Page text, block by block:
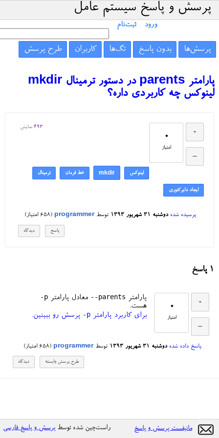
پرسش و پاسخ سیستم عامل
ورود ثبت‌نام
پرسش‌ها بدون پاسخ تگ‌ها کاربران طرح پرسش
پارامتر parents در دستور ترمینال mkdir
لینوکس چه کاربردی داره؟
0
امتیاز
493 نمایش
لینوکس mkdir خط فرمان ترمینال
ایجاد دایرکتوری
پرسیده شده دوشنبه ۳۱ شهریور ۱۳۹۳ توسطprogrammer
(
658 امتیاز)
1 پاسخ
0
امتیاز
پارامتر --parents معادل پارامتر -p
هست.
برای کاربرد پارامتر -p پرسش رو ببینین.
پاسخ داده شده دوشنبه ۳۱ شهریور ۱۳۹۳ توسطprogrammer
(
658 امتیاز)
مانیفست پرسش و پاسخ راست‌چین شده توسط پرسش و پاسخ فارسی